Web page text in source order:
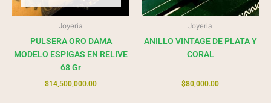
Joyeria
PULSERA ORO DAMA
MODELO ESPIGAS EN RELIVE
68 Gr
$14,500,000.00
Joyeria
ANILLO VINTAGE DE PLATA Y
CORAL
$80,000.00